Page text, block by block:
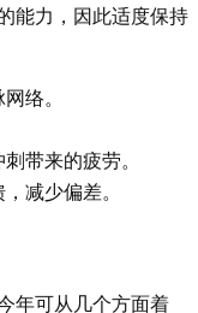
能力，因此适度保持
络。
带来的疲劳。
减少偏差。
年可从几个方面着